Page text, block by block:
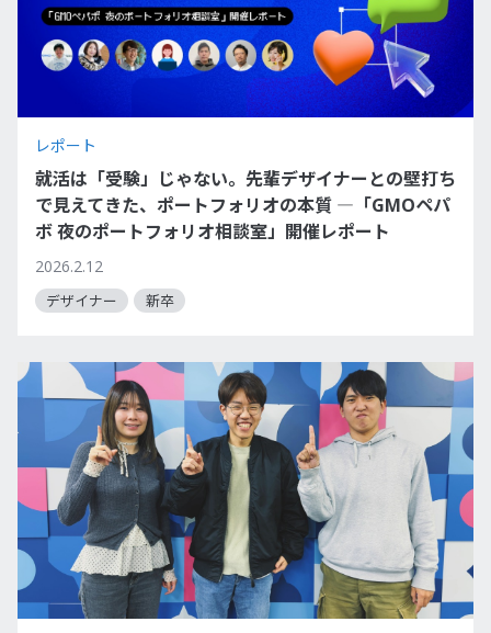
レポート
就活は「受験」じゃない。先輩デザイナーとの壁打ち
で見えてきた、ポートフォリオの本質 ―「GMOペパ
ボ 夜のポートフォリオ相談室」開催レポート
2026.2.12
デザイナー 新卒